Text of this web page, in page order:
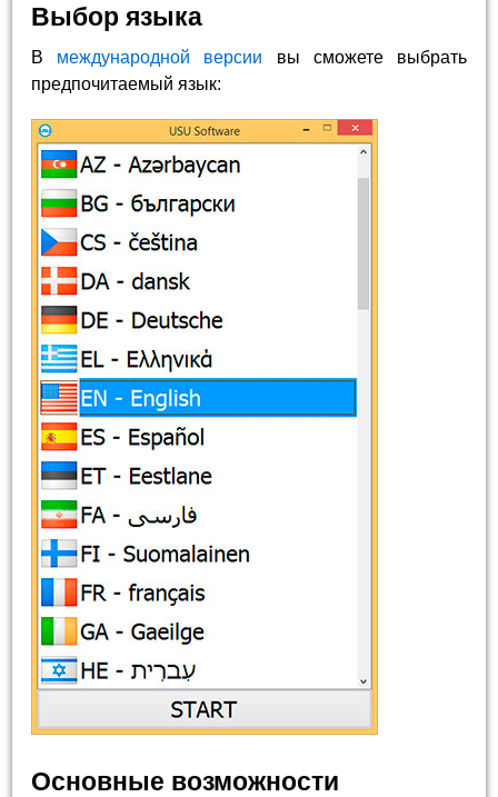
Выбор языка
В международной версии вы сможете выбрать
предпочитаемый язык:
Основные возможности